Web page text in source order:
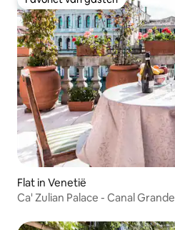
Favoriet van gasten
Flat in Venetië
Ca' Zulian Palace - Canal Grande